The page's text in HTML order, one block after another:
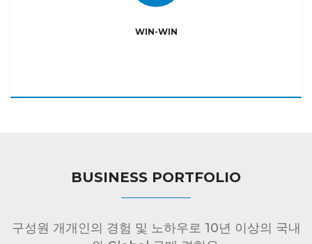
WIN-WIN
BUSINESS PORTFOLIO
구성원 개개인의 경험 및 노하우로 10년 이상의 국내